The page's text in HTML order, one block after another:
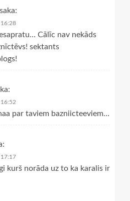
saka:
Cālīc nav nekāds
sektants
par taviem bazniicteeviem…
kurš norāda uz to ka karalis ir